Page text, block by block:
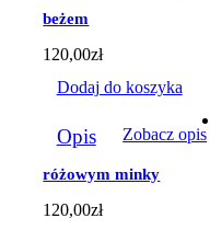
beżem
120,00zł
Dodaj do koszyka
Opis Zobacz opis
różowym minky
120,00zł